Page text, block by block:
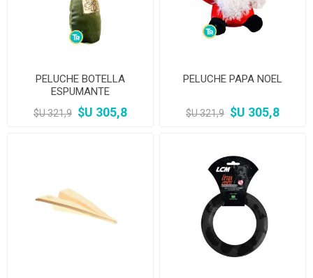
PELUCHE BOTELLA
ESPUMANTE
$U 321,9 $U 305,8
PELUCHE PAPA NOEL
$U 321,9 $U 305,8